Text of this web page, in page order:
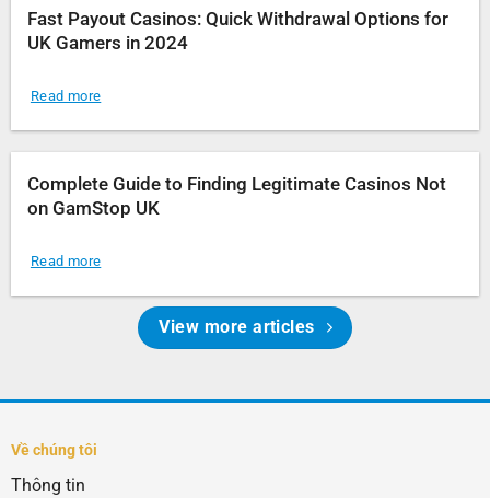
Fast Payout Casinos: Quick Withdrawal Options for
UK Gamers in 2024
Read more
Complete Guide to Finding Legitimate Casinos Not
on GamStop UK
Read more
View more articles
Về chúng tôi
Thông tin